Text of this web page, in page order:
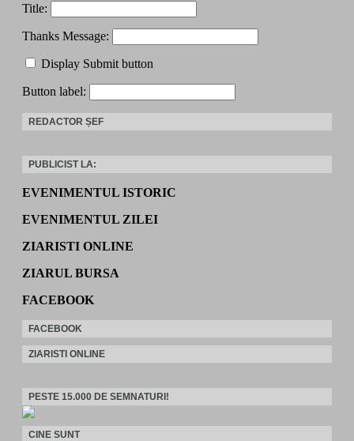
Title:
Thanks Message:
Display Submit button
Button label:
REDACTOR ȘEF
PUBLICIST LA:
EVENIMENTUL ISTORIC
EVENIMENTUL ZILEI
ZIARISTI ONLINE
ZIARUL BURSA
FACEBOOK
FACEBOOK
ZIARISTI ONLINE
PESTE 15.000 DE SEMNATURI!
CINE SUNT